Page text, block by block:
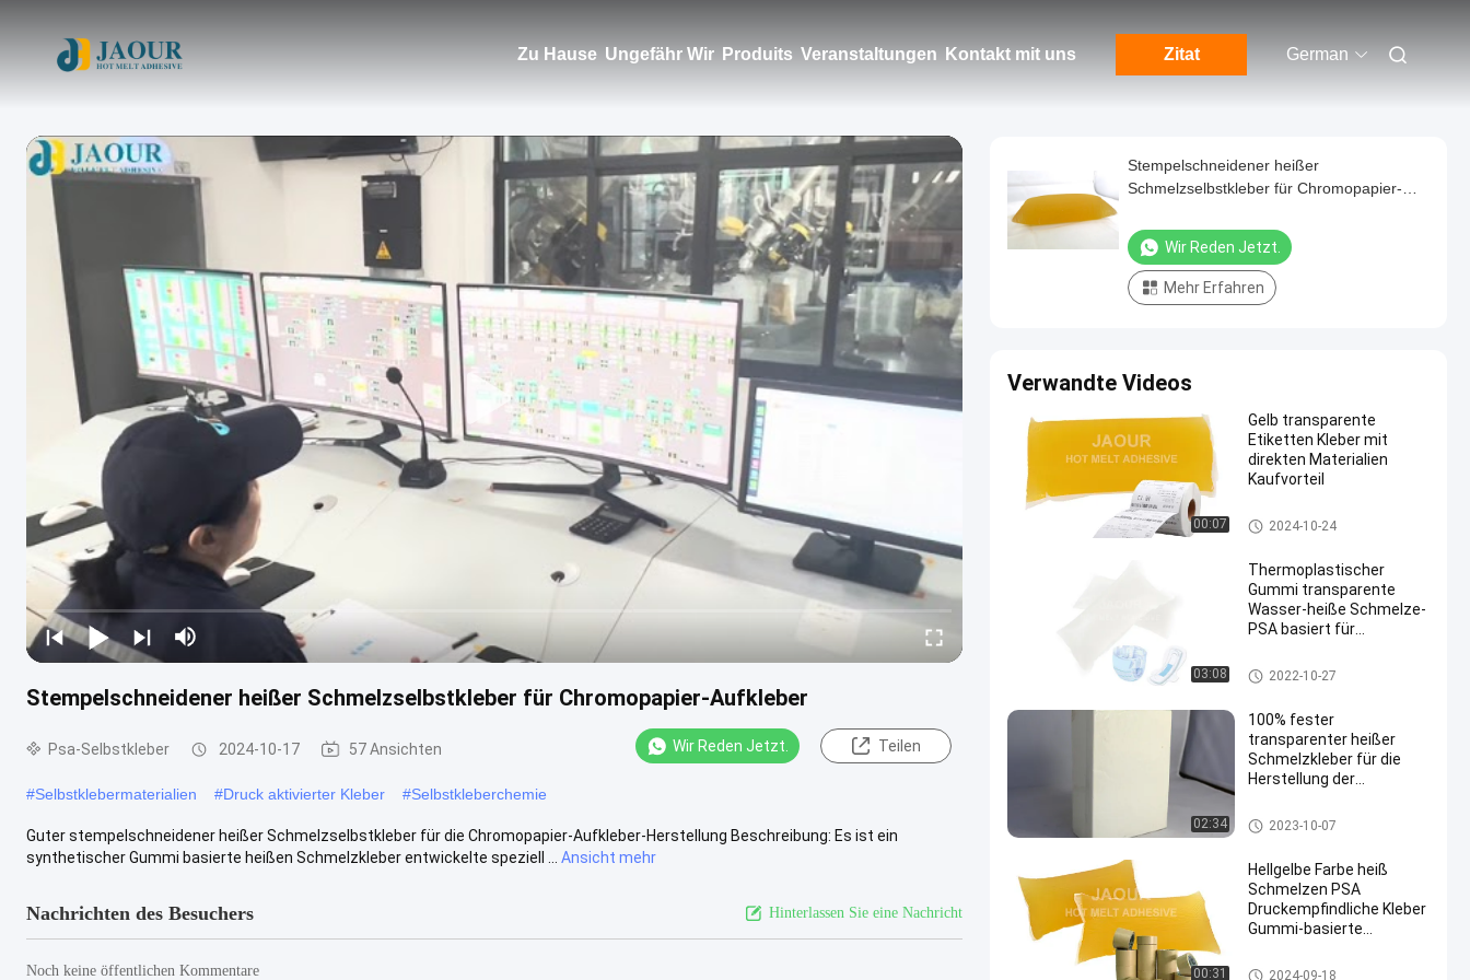
Zu Hause Ungefähr Wir Produits Veranstaltungen Kontakt mit uns Zitat German
Stempelschneidener heißer Schmelzselbstkleber für Chromopapier-Aufkleber
Psa-Selbstkleber 2024-10-17 57 Ansichten Wir Reden Jetzt. Teilen
#Selbstklebermaterialien #Druck aktivierter Kleber #Selbstkleberchemie
Guter stempelschneidener heißer Schmelzselbstkleber für die Chromopapier-Aufkleber-Herstellung Beschreibung: Es ist ein
synthetischer Gummi basierte heißen Schmelzkleber entwickelte speziell ...
Ansicht mehr
Nachrichten des Besuchers Hinterlassen Sie eine Nachricht
Noch keine öffentlichen Kommentare
Stempelschneidener heißer
Schmelzselbstkleber für Chromopapier-
Wir Reden Jetzt.
Mehr Erfahren
Verwandte Videos
00:07
Gelb transparente
Etiketten Kleber mit
direkten Materialien
Kaufvorteil
Psa-Selbstkleber
2024-10-24
03:08
Thermoplastischer
Gummi transparente
Wasser-heiße Schmelze-
PSA basiert für
Wegwerfhygiene
Psa-Selbstkleber
2022-10-27
02:34
100% fester
transparenter heißer
Schmelzkleber für die
Herstellung der
nichtgewebten Band-
Papierbehandlung
Psa-Selbstkleber
2023-10-07
00:31
Hellgelbe Farbe heiß
Schmelzen PSA
Druckempfindliche Kleber
Gummi-basierte
für Kraftpapierband
Psa-Selbstkleber
2024-09-18